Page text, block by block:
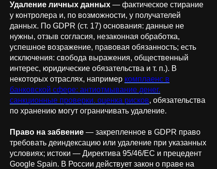
Удаление личных данных — фактическое стирание
у контролера и, по возможности, у получателей
данных. По GDPR (ст. 17) основания: данные не
нужны, отзыв согласия, незаконная обработка,
успешное возражение, правовая обязанность; есть
исключения: свобода выражения, общественный
интерес, юридические обязательства и т. п.). В
некоторых отраслях, например комплаенс в
банковской сфере: антиотмывание денег,
санкционные проверки, оценка рисков, обязательства
по хранению могут ограничивать удаление.
Право на забвение — закрепленное в GDPR право
требовать деиндексацию или удаление при указанных
условиях; истоки — Директива 95/46/EC и прецедент
Google Spain. В России действует закон о праве на